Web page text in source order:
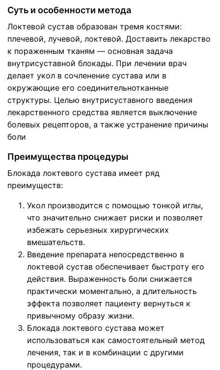
Суть и особенности метода
Локтевой сустав образован тремя костями:
плечевой, лучевой, локтевой. Доставить лекарство
к пораженным тканям — основная задача
внутрисуставной блокады. При лечении врач
делает укол в сочленение сустава или в
окружающие его соединительнотканные
структуры. Целью внутрисуставного введения
лекарственного средства является выключение
болевых рецепторов, а также устранение причины
боли
Преимущества процедуры
Блокада локтевого сустава имеет ряд
преимуществ:
Укол производится с помощью тонкой иглы,
что значительно снижает риски и позволяет
избежать серьезных хирургических
вмешательств.
Введение препарата непосредственно в
локтевой сустав обеспечивает быстроту его
действия. Выраженность боли снижается
практически моментально, а длительность
эффекта позволяет пациенту вернуться к
привычному образу жизни.
Блокада локтевого сустава может
использоваться как самостоятельный метод
лечения, так и в комбинации с другими
процедурами.